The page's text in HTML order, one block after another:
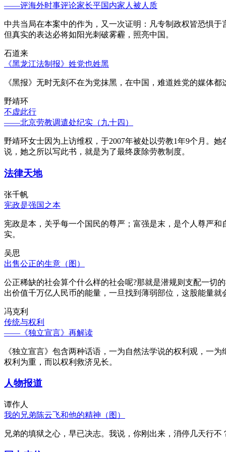
——评海外时事评论家长平国内家人被人质
中共当局在本案中的作为，又一次证明：凡专制政权皆恐惧
但真实的表达必将如阳光刺破雾霾，照亮中国。
石道来
《黑龙江法制报》姓党也姓黑
《黑报》无时无刻不在为党抹黑，在中国，难道姓党的媒体
野靖环
不虚此行
——北京劳教调遣处纪实（九十四）
野靖环女士因为上访维权，于2007年被处以劳教1年9个月。
说，她之所以写此书，就是为了最终废除劳教制度。
法律天地
张千帆
宪政是强国之本
宪政是本，关乎每一个国民的尊严；富强是末，是个人尊严
实。
吴思
出售公正的生意（图）
公正稀缺的社会算个什么样的社会呢?那就是潜规则支配一切
出价值千万亿人民币的能量，一旦找到薄弱部位，这股能量就
冯克利
传统与权利
——《独立宣言》再解读
《独立宣言》包含两种话语，一为自然法学说的权利观，一
权利为重，而以权利救济见长。
人物报道
谭作人
我的兄弟陈云飞和他的精神（图）
兄弟的填狱之心，早已决志。我说，你刚出来，消停几天行